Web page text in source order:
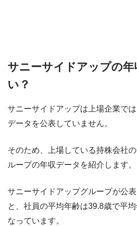
サニーサイドアップの年
い？
サニーサイドアップは上場企業で
データを公表していません。
そのため、上場している持株会社
ループの年収データを紹介します。
サニーサイドアップグループが公
と、社員の平均年齢は39.8歳で平
なっています。